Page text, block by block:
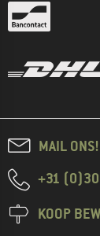
MAIL ONS!
+31
KOOP